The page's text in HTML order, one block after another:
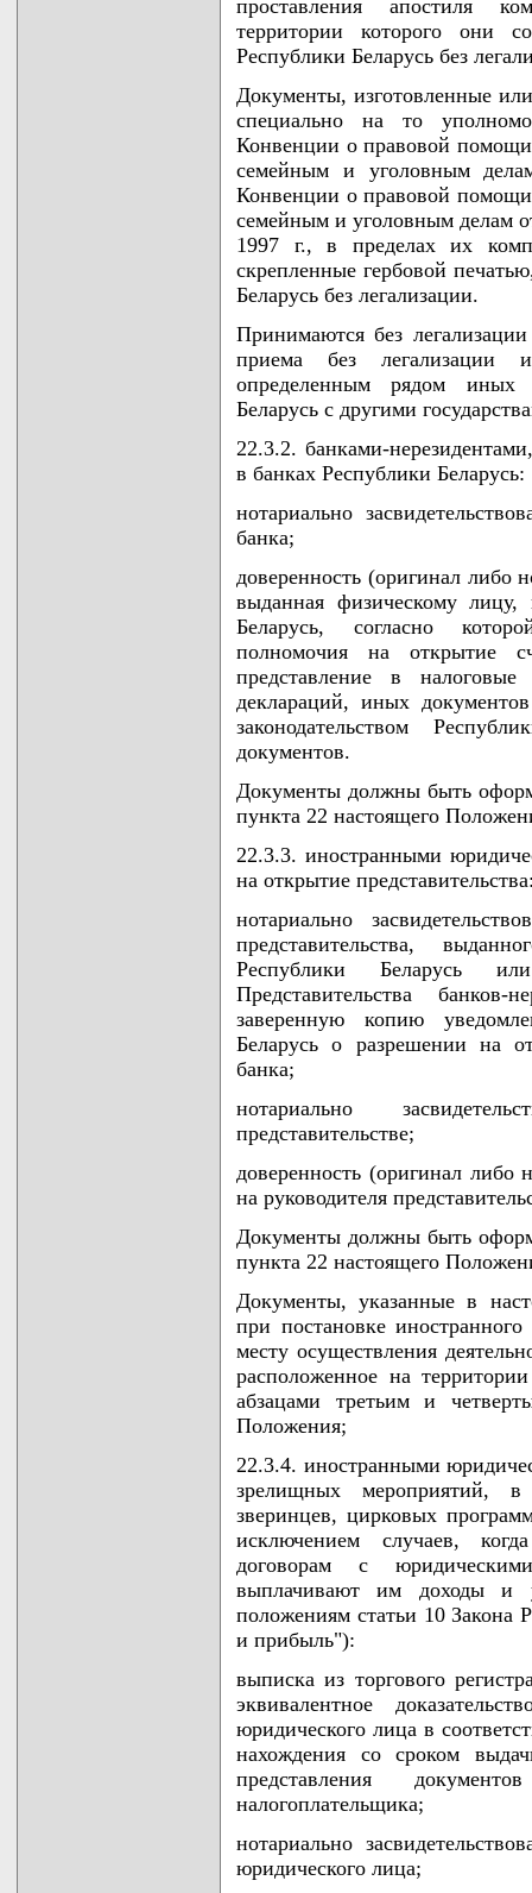
проставления апостиля
территории которого они
Республики Беларусь без
Документы, изготовленные
специально на то
Конвенции о правовой
семейным и уголовным
Конвенции о правовой
семейным и уголовным делам
1997 г., в пределах их
скрепленные гербовой
Беларусь без легализации.
Принимаются без
приема без легализации
определенным рядом иных
Беларусь с другими
22.3.2. банками-
в банках Республики Беларусь:
нотариально
банка;
доверенность (оригинал либо
выданная физическому
Беларусь, согласно
полномочия на открытие
представление в
деклараций, иных
законодательством
документов.
Документы должны быть
пункта 22 настоящего
22.3.3. иностранными
на открытие
нотариально
представительства,
Республики Беларусь
Представительства банков-
заверенную копию
Беларусь о разрешении на
банка;
нотариально
представительстве;
доверенность (оригинал либо
на руководителя
Документы должны быть
пункта 22 настоящего
Документы, указанные в
при постановке
месту осуществления
расположенное на
абзацами третьим и
Положения;
22.3.4. иностранными
зрелищных мероприятий,
зверинцев, цирковых
исключением случаев,
договорам с
выплачивают им доходы и
положениям статьи 10 Закона
и прибыль"):
выписка из торгового
эквивалентное
юридического лица в
нахождения со сроком
представления
налогоплательщика;
нотариально
юридического лица;